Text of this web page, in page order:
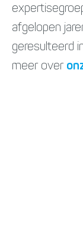
afgelopen
geresulteerd
meer over